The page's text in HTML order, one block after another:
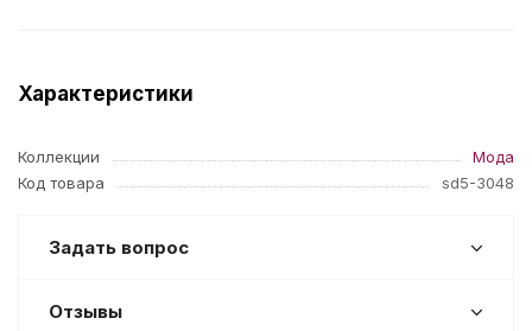
Характеристики
Коллекции
Мода
Код товара
sd5-3048
Задать вопрос
Отзывы